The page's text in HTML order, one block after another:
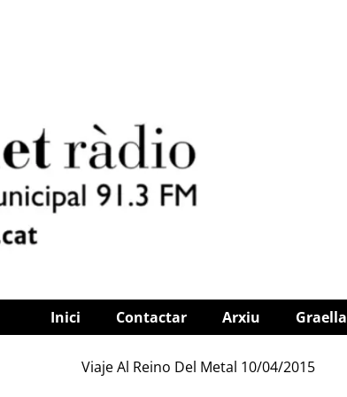
Inici Contactar Arxiu Graella
Viaje Al Reino Del Metal 10/04/2015